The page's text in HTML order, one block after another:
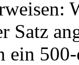
Satz
ein